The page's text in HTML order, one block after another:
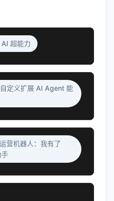
超能力
定义扩展 AI Agent 能
营机器人：我有了